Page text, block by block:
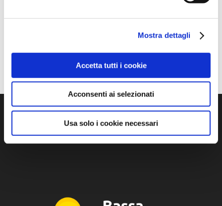
Mostra dettagli
Accetta tutti i cookie
Acconsenti ai selezionati
Usa solo i cookie necessari